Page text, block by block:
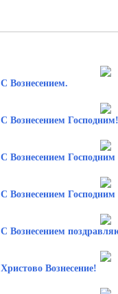
С Вознесением.
С Вознесением Господним!
С Вознесением Господним
С Вознесением Господним
С Вознесением
Христово Вознесение!